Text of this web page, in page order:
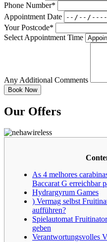
Phone Number*
Appointment Date
Your Postcode*
Select Appointment Time
Any Additional Comments
Our Offers
As 4 melhores
Baccarat G erreichbar
Hydrargyrum Games
) Vermag selbst
aufführen?
Spielautomat
geben
Verantwortungsvolles